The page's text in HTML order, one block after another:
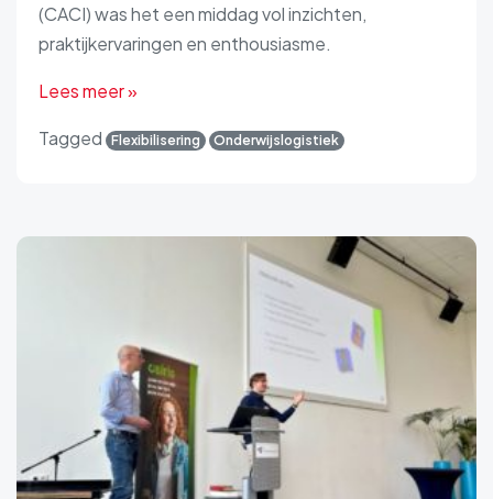
(CACI) was het een middag vol inzichten,
praktijkervaringen en enthousiasme.
Lees meer »
Tagged Flexibilisering Onderwijslogistiek